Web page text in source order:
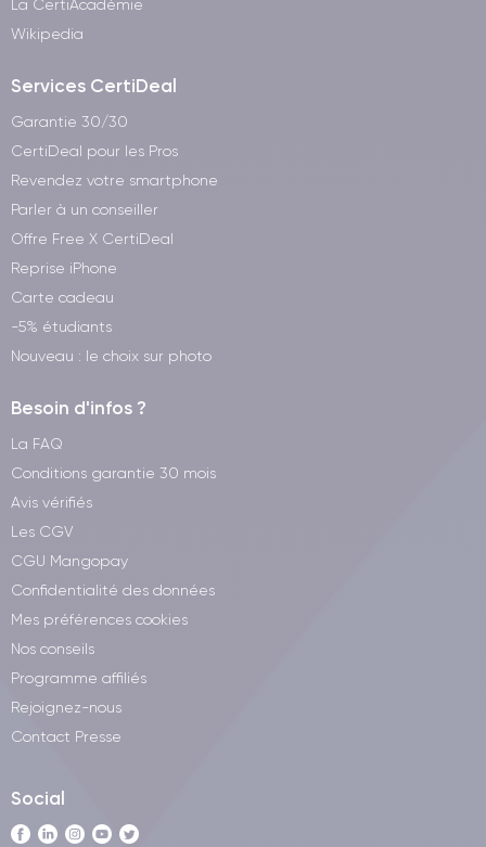
La CertiAcadémie
Wikipedia
Services CertiDeal
Garantie 30/30
CertiDeal pour les Pros
Revendez votre smartphone
Parler à un conseiller
Offre Free X CertiDeal
Reprise iPhone
Carte cadeau
-5% étudiants
Nouveau : le choix sur photo
Besoin d'infos ?
La FAQ
Conditions garantie 30 mois
Avis vérifiés
Les CGV
CGU Mangopay
Confidentialité des données
Mes préférences cookies
Nos conseils
Programme affiliés
Rejoignez-nous
Contact Presse
Social